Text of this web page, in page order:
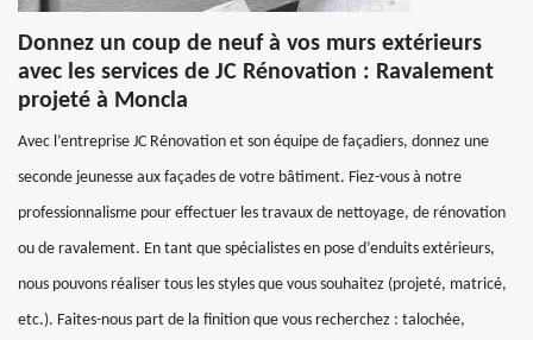
Donnez un coup de neuf à vos murs extérieurs
avec les services de JC Rénovation : Ravalement
projeté à Moncla
Avec l’entreprise JC Rénovation et son équipe de façadiers, donnez une
seconde jeunesse aux façades de votre bâtiment. Fiez-vous à notre
professionnalisme pour effectuer les travaux de nettoyage, de rénovation
ou de ravalement. En tant que spécialistes en pose d’enduits extérieurs,
nous pouvons réaliser tous les styles que vous souhaitez (projeté, matricé,
etc.). Faites-nous part de la finition que vous recherchez : talochée,